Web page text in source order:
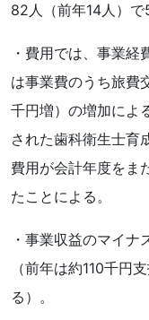
82人（前年14人）で
・費用では、事業
は事業費のうち旅費
千円増）の増加によ
された歯科衛生士育
費用が会計年度をま
たことによる。
・事業収益のマイ
（前年は約110千円
る）。